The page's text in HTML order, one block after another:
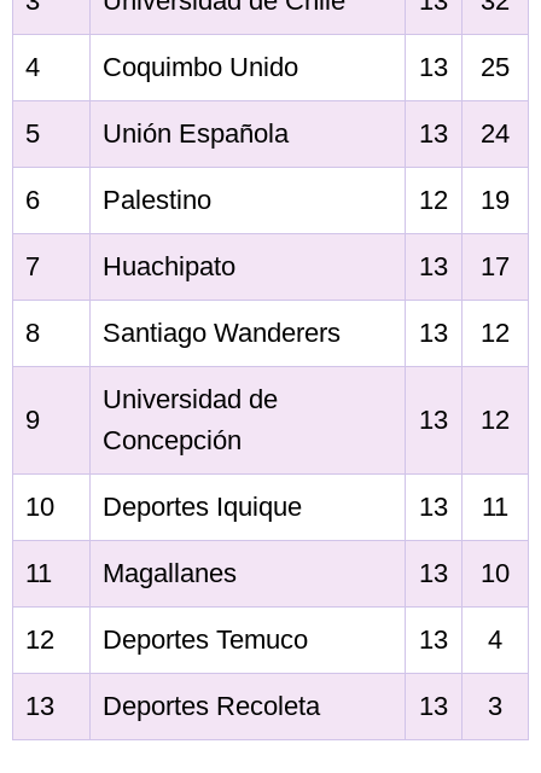
4 Coquimbo Unido 13 25
5 Unión Española 13 24
6 Palestino 12 19
7 Huachipato 13 17
8 Santiago Wanderers 13 12
9
Universidad de
Concepción
13 12
10 Deportes Iquique 13 11
11 Magallanes 13 10
12 Deportes Temuco 13 4
13 Deportes Recoleta 13 3